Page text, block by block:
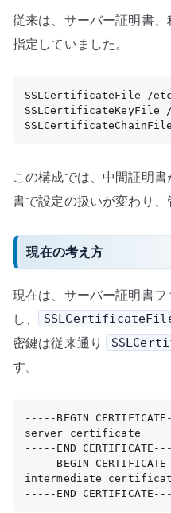
従来は、サーバー証明書
指定していました。
SSLCertificateFile /
SSLCertificateKeyFile /
この構成では、中間証明
書で設定の扱いが変わり、
現在の考え方
現在は、サーバー証明書
し、
密鍵は従来通り
す。
-----BEGIN
server certificate
-----END
-----BEGIN
intermediate
-----END